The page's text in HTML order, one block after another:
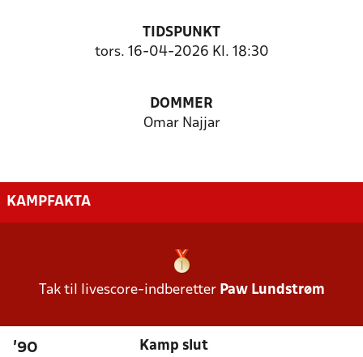
TIDSPUNKT
tors. 16-04-2026 Kl. 18:30
DOMMER
Omar Najjar
KAMPFAKTA
Tak til livescore-indberetter Paw Lundstrøm
'90 Kamp slut